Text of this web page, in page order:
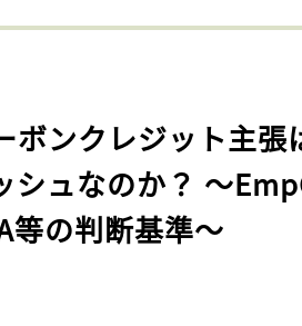
ボンクレジット主張
シュなのか？ 〜
等の判断基準〜